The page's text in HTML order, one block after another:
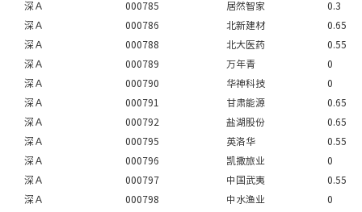
深Ａ
000785 居然智家
0.3
深Ａ
000786 北新建材
0.65
深Ａ
000788 北大医药
0.55
深Ａ
000789 万年青
0
深Ａ
000790 华神科技
0
深Ａ
000791 甘肃能源
0.65
深Ａ
000792 盐湖股份
0.65
深Ａ
000795 英洛华
0.55
深Ａ
000796 凯撒旅业
0
深Ａ
000797 中国武夷
0.55
深Ａ
000798 中水渔业
0